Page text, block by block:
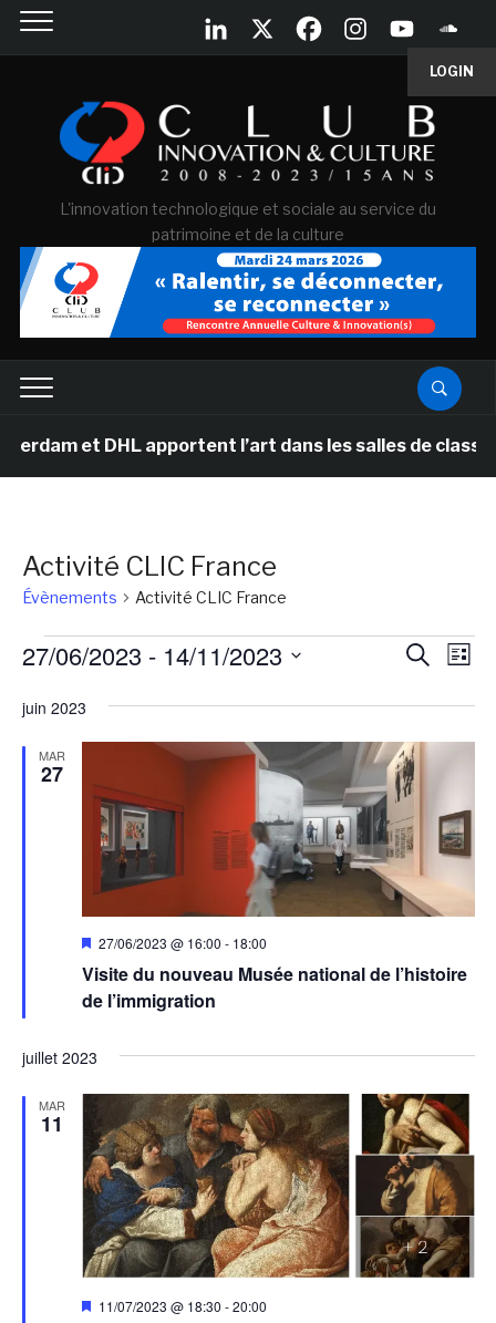
LOGIN
L'innovation technologique et sociale au service du
patrimoine et de la culture
et DHL apportent l’art dans les salles de classe
Activité CLIC France
Évènements Activité CLIC France
Évènements
de
vues
Liste
27/06/2023 - 14/11/2023
une
date.
juin 2023
MAR
27
Visite du nouveau Musée national de l’histoire
de l’immigration
Mis
avant
27/06/2023 @ 16:00 - 18:00
juillet 2023
MAR
11
Mis
11/07/2023 @ 18:30 -20:00